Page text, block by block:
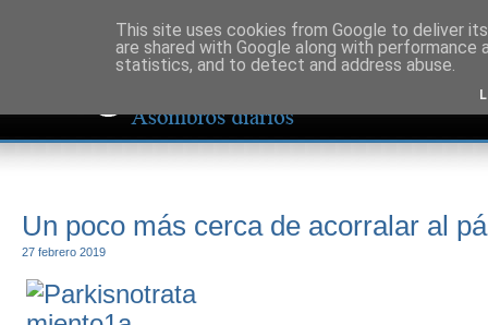
Un poco más cerca de acorralar al
27 febrero 2019
This site uses cookies from Google to deliver
are shared with Google along with
statistics, and to detect and address abuse.